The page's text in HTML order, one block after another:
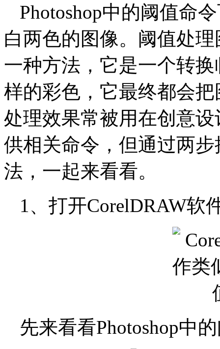
Photoshop中的阈值命
白两色的图像。阈值处
一种方法，它是一个转
样的彩色，它最终都会
处理效果常被用在创意
供相关命令，但通过两
法，一起来看看。
1、打开CorelDRAW软
先来看看Photoshop中